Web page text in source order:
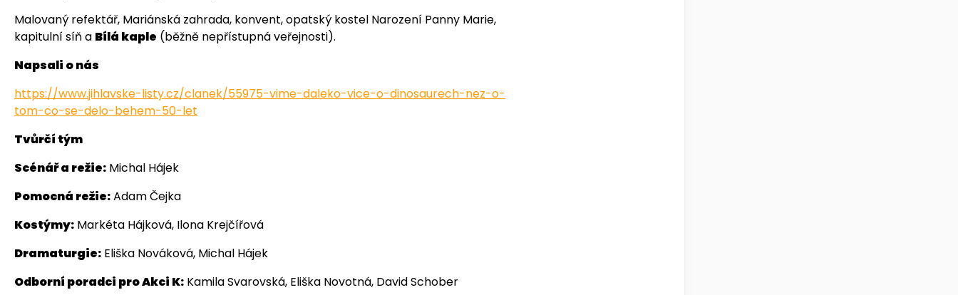
Malovaný refektář, Mariánská zahrada, konvent, opatský kostel Narození Panny Marie,
kapitulní síň a Bílá kaple (běžně nepřístupná veřejnosti).
Napsali o nás
https://www.jihlavske-listy.cz/clanek/55975-vime-daleko-vice-o-dinosaurech-nez-o-
tom-co-se-delo-behem-50-let
Tvůrčí tým
Scénář a režie: Michal Hájek
Pomocná režie:Adam Čejka
Kostýmy: Markéta Hájková, Ilona Krejčířová
Dramaturgie: Eliška Nováková, Michal Hájek
Odborní poradci pro Akci K: Kamila Svarovská, Eliška Novotná, David Schober